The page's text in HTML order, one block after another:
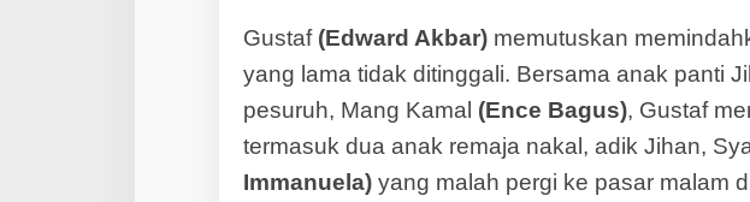
Gustaf (Edward Akbar) memutuskan
yang lama tidak ditinggali. Bersama anak panti
pesuruh, Mang Kamal (Ence Bagus), Gustaf
termasuk dua anak remaja nakal, adik Jihan,
Immanuela) yang malah pergi ke pasar malam